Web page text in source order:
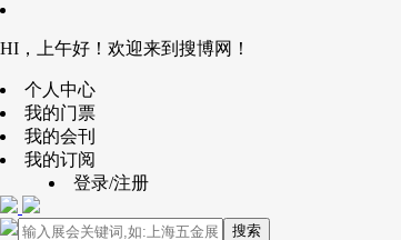
HI，上午好！欢迎来到搜博网！
个人中心
我的门票
我的会刊
我的订阅
登录/注册
搜索